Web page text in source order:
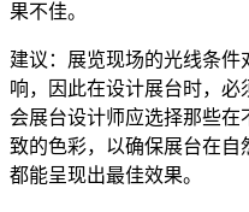
果不佳。
建议：展览现场的光线条
响，因此在设计展台时，
会展台设计师应选择那些
致的色彩，以确保展台在
都能呈现出最佳效果。